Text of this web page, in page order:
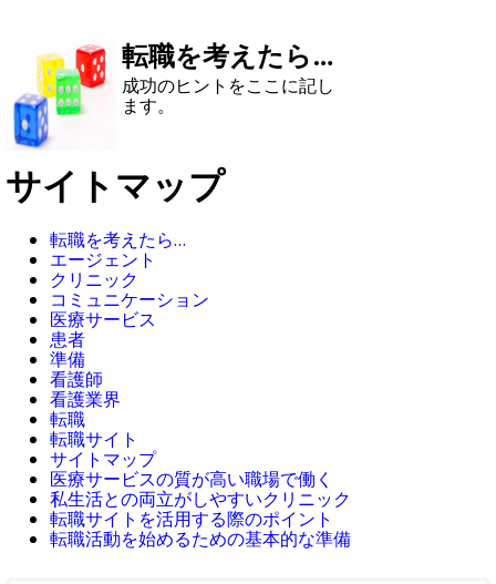
転職を考えたら…
成功のヒントをここに記し
ます。
サイトマップ
転職を考えたら…
エージェント
クリニック
コミュニケーション
医療サービス
患者
準備
看護師
看護業界
転職
転職サイト
サイトマップ
医療サービスの質が高い職場で働く
私生活との両立がしやすいクリニック
転職サイトを活用する際のポイント
転職活動を始めるための基本的な準備